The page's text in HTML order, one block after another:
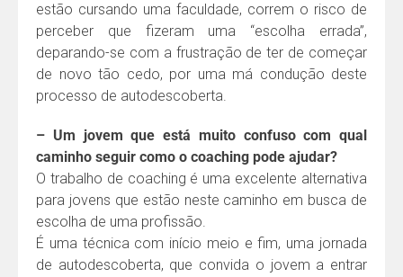
estão cursando uma faculdade, correm o risco de
perceber que fizeram uma “escolha errada”,
deparando-se com a frustração de ter de começar
de novo tão cedo, por uma má condução deste
processo de autodescoberta.
– Um jovem que está muito confuso com qual
caminho seguir como o coaching pode ajudar?
O trabalho de coaching é uma excelente alternativa
para jovens que estão neste caminho em busca de
escolha de uma profissão.
É uma técnica com início meio e fim, uma jornada
de autodescoberta, que convida o jovem a entrar